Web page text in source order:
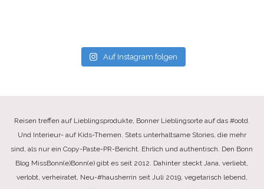
Auf Instagram folgen
Reisen treffen auf Lieblingsprodukte, Bonner Lieblingsorte auf das #ootd.
Und Interieur- auf Kids-Themen. Stets unterhaltsame Stories, die mehr
sind, als nur ein Copy-Paste-PR-Bericht. Ehrlich und authentisch. Den Bonn
Blog MissBonn(e)Bonn(e) gibt es seit 2012. Dahinter steckt Jana, verliebt,
verlobt, verheiratet, Neu-#hausherrin seit Juli 2019, vegetarisch lebend,